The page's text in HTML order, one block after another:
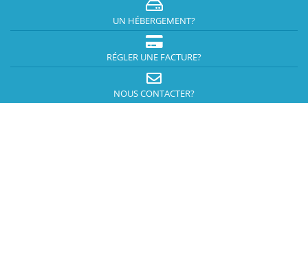
UN HÉBERGEMENT?
RÉGLER UNE FACTURE?
NOUS CONTACTER?